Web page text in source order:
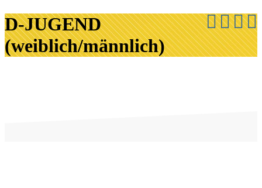
D-JUGEND
(weiblich/männlich)